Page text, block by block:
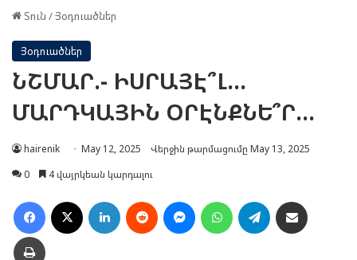
Տուն /Յօդուածներ
Յօդուածներ
ՆՇՄԱՐ.- ԻՍՐԱՅԷ՞Լ…
ՄԱՐԴԿԱՅԻՆ ՕՐԷՆՔՆԵ՞Ր…
hairenik May 12, 2025
Վերջին թարմացումը May 13, 2025
0
4 վայրկեան կարդալու
Facebook LinkedIn Reddit MessengerWhatsAppTelegram
Տպել